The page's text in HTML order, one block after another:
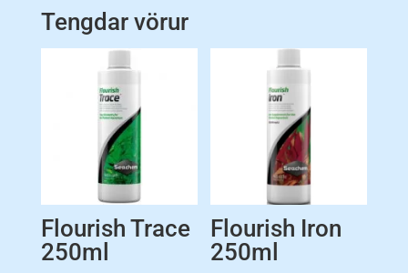
Tengdar vörur
Flourish Trace
250ml
Flourish Iron
250ml